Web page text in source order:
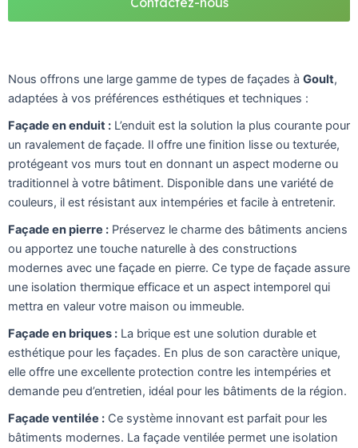
Nous offrons une large gamme de types de façades à Goult,
adaptées à vos préférences esthétiques et techniques :
Façade en enduit : L’enduit est la solution la plus courante pour
un ravalement de façade. Il offre une finition lisse ou texturée,
protégeant vos murs tout en donnant un aspect moderne ou
traditionnel à votre bâtiment. Disponible dans une variété de
couleurs, il est résistant aux intempéries et facile à entretenir.
Façade en pierre : Préservez le charme des bâtiments anciens
ou apportez une touche naturelle à des constructions
modernes avec une façade en pierre. Ce type de façade assure
une isolation thermique efficace et un aspect intemporel qui
mettra en valeur votre maison ou immeuble.
Façade en briques : La brique est une solution durable et
esthétique pour les façades. En plus de son caractère unique,
elle offre une excellente protection contre les intempéries et
demande peu d’entretien, idéal pour les bâtiments de la région.
Façade ventilée : Ce système innovant est parfait pour les
bâtiments modernes. La façade ventilée permet une isolation